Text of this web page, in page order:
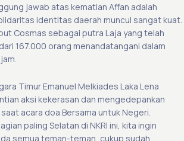
jawab atas kematian Affan adalah
identitas daerah muncul sangat kuat.
Cosmas sebagai putra Laja yang telah
167.000 orang menandatangani dalam
Timur Emanuel Melkiades Laka Lena
aksi kekerasan dan mengedepankan
acara doa Bersama untuk Negeri.
paling Selatan di NKRI ini, kita ingin
semua teman-teman, cukup sudah